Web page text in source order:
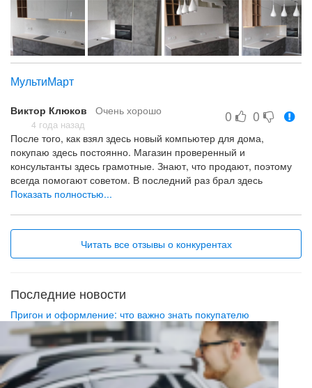
МультиМарт
Виктор Клюков Очень хорошо
4 года назад 0 0
После того, как взял здесь новый компьютер для дома,
покупаю здесь постоянно. Магазин проверенный и
консультанты здесь грамотные. Знают, что продают, поэтому
всегда помогают советом. В последний раз брал здесь
гироскутер для сына, обошлось не так дорого как рассчитывал.
грамотные консультанты цена
Показать полностью...
Читать все отзывы о конкурентах
Последние новости
Пригон и оформление: что важно знать покупателю